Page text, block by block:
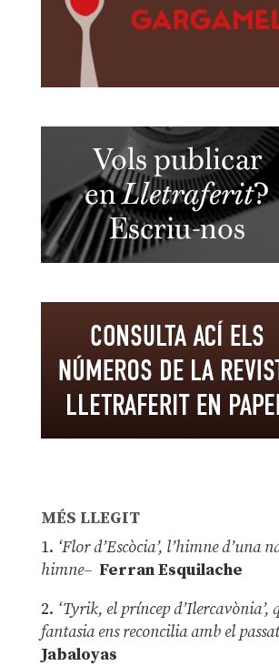
MÉS LLEGIT
1. ‘Flor d’Escòcia’, l’himne d’una
himne– Ferran Esquilache
2. ‘Tyrik, el príncep d’Ilercavònia’,
fantasia ens reconcilia amb el
Jabaloyas